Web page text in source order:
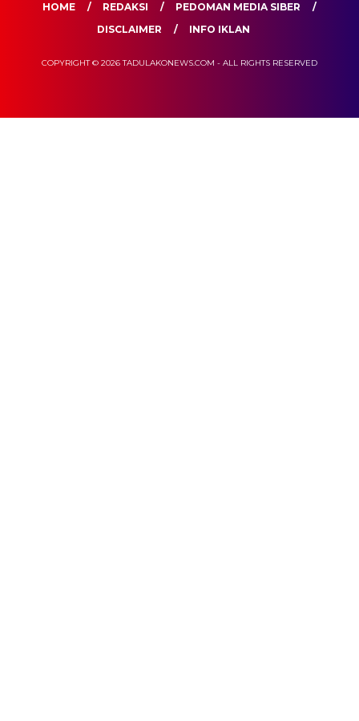
HOME REDAKSI
PEDOMAN MEDIA SIBER
DISCLAIMER
INFO IKLAN
COPYRIGHT © 2026 TADULAKONEWS.COM - ALL RIGHTS RESERVED